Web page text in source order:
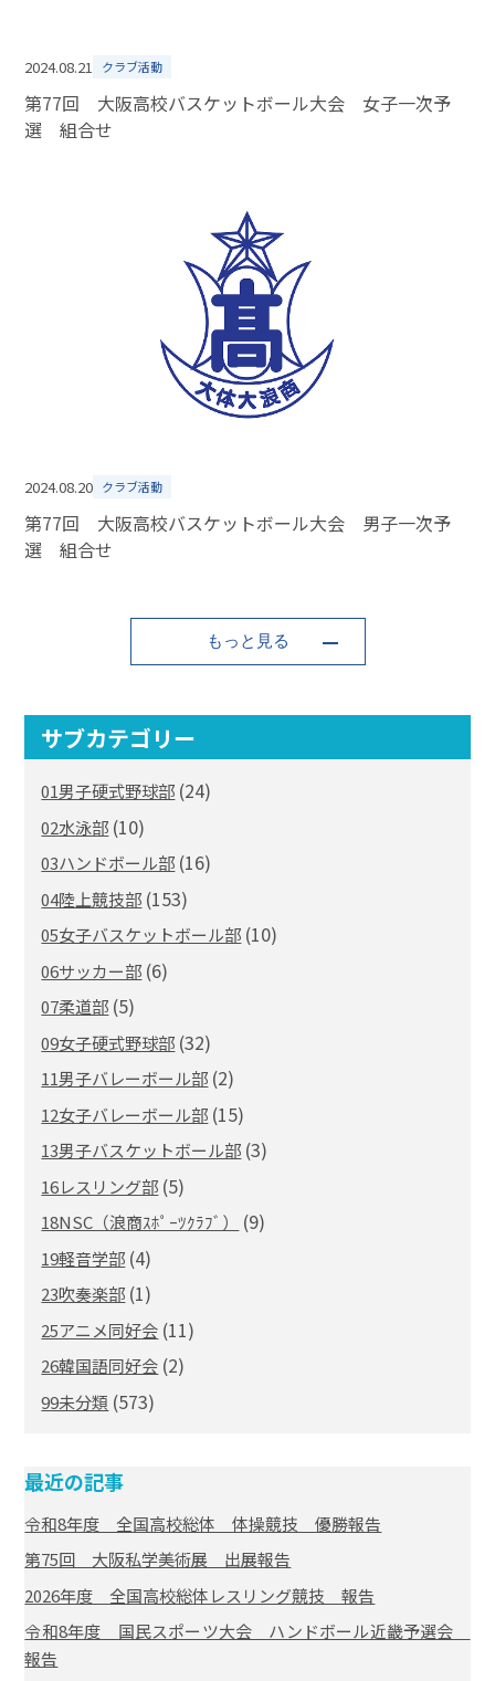
2024.08.21 クラブ活動
第77回 大阪高校バスケットボール大会 女子一次予
選 組合せ
2024.08.20 クラブ活動
第77回 大阪高校バスケットボール大会 男子一次予
選 組合せ
もっと見る
サブカテゴリー
01男子硬式野球部 (24)
02水泳部 (10)
03ハンドボール部 (16)
04陸上競技部 (153)
05女子バスケットボール部 (10)
06サッカー部 (6)
07柔道部 (5)
09女子硬式野球部 (32)
11男子バレーボール部 (2)
12女子バレーボール部 (15)
13男子バスケットボール部 (3)
16レスリング部 (5)
18NSC（浪商ｽﾎﾟｰﾂｸﾗﾌﾞ） (9)
19軽音学部 (4)
23吹奏楽部 (1)
25アニメ同好会 (11)
26韓国語同好会 (2)
99未分類 (573)
最近の記事
令和8年度 全国高校総体 体操競技 優勝報告
第75回 大阪私学美術展 出展報告
2026年度 全国高校総体レスリング競技 報告
令和8年度 国民スポーツ大会 ハンドボール近畿予選会
報告